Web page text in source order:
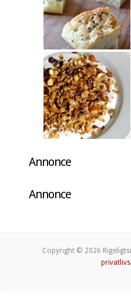
Annonce
Annonce
Copyright © 2026